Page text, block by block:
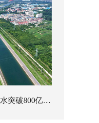
南水北调中线工程调水突破800亿立方米